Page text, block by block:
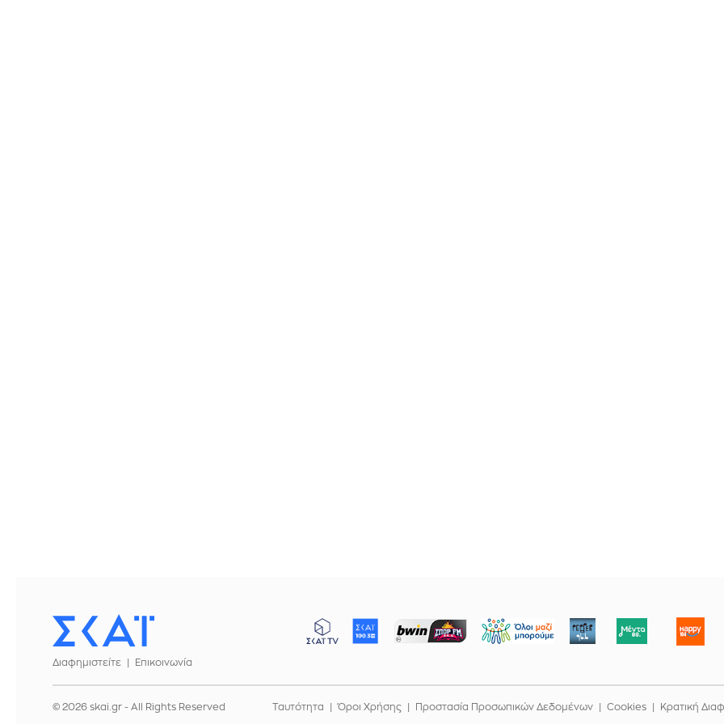
Διαφημιστείτε
Επικοινωνία
© 2026 skai.gr - All Rights Reserved Ταυτότητα Όροι Χρήσης Προστασία Προσωπικών Δεδομένων Cookies Κρατική